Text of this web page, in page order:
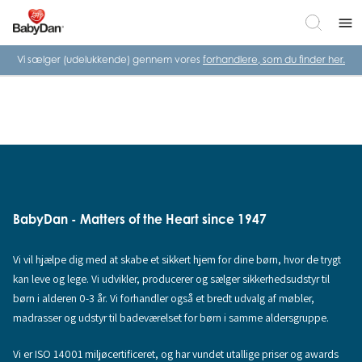
menu
Vi sælger (udelukkende) gennem vores forhandlere, som du finder her.
BabyDan - Matters of the Heart since 1947
Vi vil hjælpe dig med at skabe et sikkert hjem for dine børn, hvor de trygt
kan leve og lege. Vi udvikler, producerer og sælger sikkerhedsudstyr til
børn i alderen 0-3 år. Vi forhandler også et bredt udvalg af møbler,
madrasser og udstyr til badeværelset for børn i samme aldersgruppe.
Vi er ISO 14001 miljøcertificeret, og har vundet utallige priser og awards